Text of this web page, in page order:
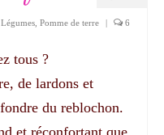
Légumes Pomme de terre | 6
tous ?
de lardons et
du reblochon.
et réconfortant que